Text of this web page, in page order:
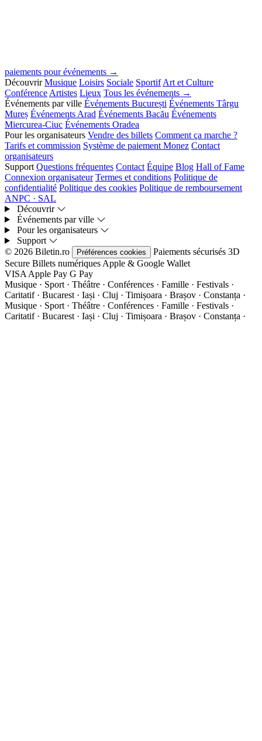
paiements pour événements →
Découvrir Musique Loisirs Sociale Sportif Art et Culture
Conférence Artistes Lieux Tous les événements →
Événements par ville Événements București Événements Târgu
Mureș Événements Arad Événements Bacău Événements
Miercurea-Ciuc Événements Oradea
Pour les organisateurs Vendre des billets Comment ça marche ?
Tarifs et commission Système de paiement Monez Contact
organisateurs
Support Questions fréquentes Contact Équipe Blog Hall of Fame
Connexion organisateur Termes et conditions Politique de
confidentialité Politique des cookies Politique de remboursement
ANPC · SAL
Découvrir
Événements par ville
Pour les organisateurs
Support
© 2026 Biletin.ro
Préférences cookies Paiements sécurisés 3D
Secure Billets numériques Apple & Google Wallet
VISA Apple Pay G Pay
Musique · Sport · Théâtre · Conférences · Famille · Festivals ·
Caritatif · Bucarest · Iași · Cluj · Timișoara · Brașov · Constanța ·
Musique · Sport · Théâtre · Conférences · Famille · Festivals ·
Caritatif · Bucarest · Iași · Cluj · Timișoara · Brașov · Constanța ·